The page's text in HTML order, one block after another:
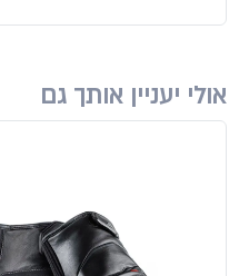
אולי יעניין אותך גם